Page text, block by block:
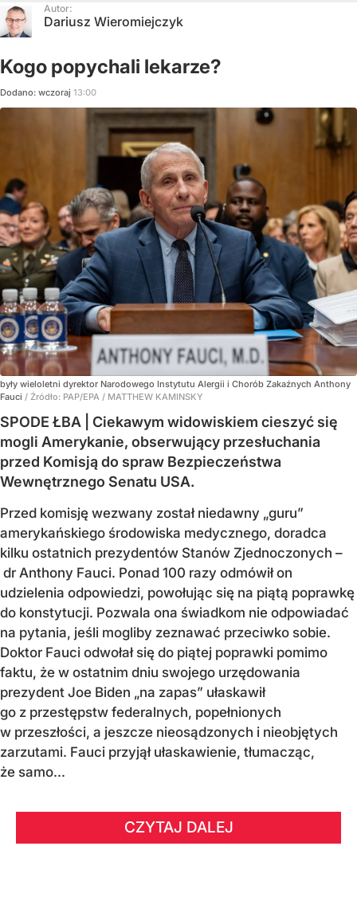
Autor:
Dariusz Wieromiejczyk
Kogo popychali lekarze?
Dodano: wczoraj 13:00
były wieloletni dyrektor Narodowego Instytutu Alergii i Chorób Zakaźnych Anthony
Fauci / Źródło: PAP/EPA / MATTHEW KAMINSKY
SPODE ŁBA | Ciekawym widowiskiem cieszyć się
mogli Amerykanie, obserwujący przesłuchania
przed Komisją do spraw Bezpieczeństwa
Wewnętrznego Senatu USA.
Przed komisję wezwany został niedawny „guru”
amerykańskiego środowiska medycznego, doradca
kilku ostatnich prezydentów Stanów Zjednoczonych –
dr Anthony Fauci. Ponad 100 razy odmówił on
udzielenia odpowiedzi, powołując się na piątą poprawkę
do konstytucji. Pozwala ona świadkom nie odpowiadać
na pytania, jeśli mogliby zeznawać przeciwko sobie.
Doktor Fauci odwołał się do piątej poprawki pomimo
faktu, że w ostatnim dniu swojego urzędowania
prezydent Joe Biden „na zapas” ułaskawił
go z przestępstw federalnych, popełnionych
w przeszłości, a jeszcze nieosądzonych i nieobjętych
zarzutami. Fauci przyjął ułaskawienie, tłumacząc,
że samo...
CZYTAJ DALEJ